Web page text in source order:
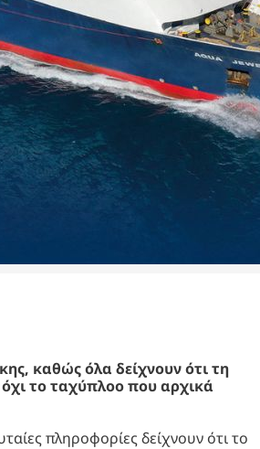
καθώς όλα δείχνουν ότι τη
το ταχύπλοο που αρχικά
πληροφορίες δείχνουν ότι το